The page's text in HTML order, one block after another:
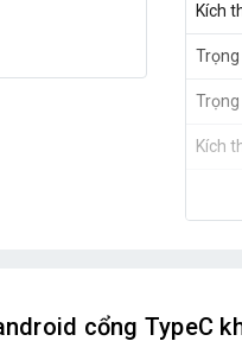
Kích
Kích
cổng TypeC